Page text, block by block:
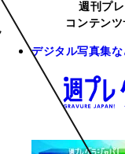
週刊プ
コンテン
デジタル写真集